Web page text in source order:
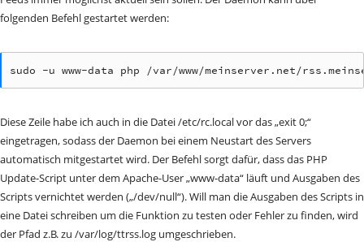
folgenden Befehl gestartet werden:
sudo -u www-data php /var/www/meinserver.net/
Diese Zeile habe ich auch in die Datei /etc/rc.local vor das „exit 0;“
eingetragen, sodass der Daemon bei einem Neustart des Servers
automatisch mitgestartet wird. Der Befehl sorgt dafür, dass das PHP
Update-Script unter dem Apache-User „www-data“ läuft und Ausgaben des
Scripts vernichtet werden („/dev/null“). Will man die Ausgaben des Scripts in
eine Datei schreiben um die Funktion zu testen oder Fehler zu finden, wird
der Pfad z.B. zu /var/log/ttrss.log umgeschrieben.